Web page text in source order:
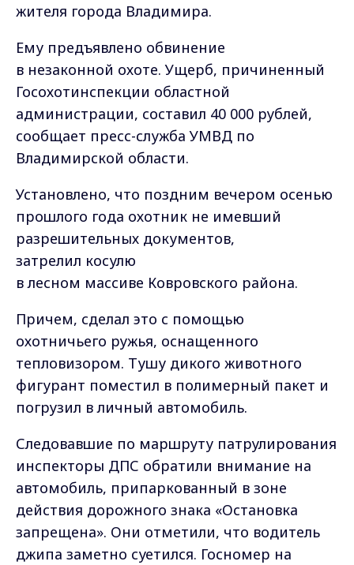
жителя города Владимира.
Ему предъявлено обвинение
в незаконной охоте. Ущерб, причиненный
Госохотинспекции областной
администрации, составил 40 000 рублей,
сообщает пресс-служба УМВД по
Владимирской области.
Установлено, что поздним вечером осенью
прошлого года охотник не имевший
разрешительных документов,
затрелил косулю
в лесном массиве Ковровского района.
Причем, сделал это с помощью
охотничьего ружья, оснащенного
тепловизором. Тушу дикого животного
фигурант поместил в полимерный пакет и
погрузил в личный автомобиль.
Следовавшие по маршруту патрулирования
инспекторы ДПС обратили внимание на
автомобиль, припаркованный в зоне
действия дорожного знака «Остановка
запрещена». Они отметили, что водитель
джипа заметно суетился. Госномер на